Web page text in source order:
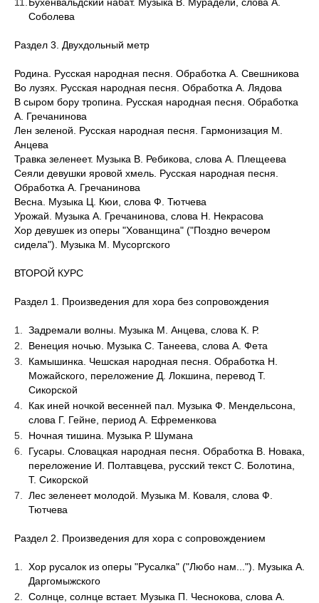
Соболева
Раздел 3. Двухдольный метр
Родина. Русская народная песня. Обработка А. Свешникова
Во лузях. Русская народная песня. Обработка А. Лядова
В сыром бору тропина. Русская народная песня. Обработка
А. Гречанинова
Лен зеленой. Русская народная песня. Гармонизация М.
Анцева
Травка зеленеет. Музыка В. Ребикова, слова А. Плещеева
Сеяли девушки яровой хмель. Русская народная песня.
Обработка А. Гречанинова
Весна. Музыка Ц. Кюи, слова Ф. Тютчева
Урожай. Музыка А. Гречанинова, слова Н. Некрасова
Хор девушек из оперы "Хованщина" ("Поздно вечером
сидела"). Музыка М. Мусоргского
ВТОРОЙ КУРС
Раздел 1. Произведения для хора без сопровождения
Задремали волны. Музыка М. Анцева, слова К. Р.
Венеция ночью. Музыка С. Танеева, слова А. Фета
Камышинка. Чешская народная песня. Обработка Н.
Можайского, переложение Д. Локшина, перевод Т.
Сикорской
Как иней ночкой весенней пал. Музыка Ф. Мендельсона,
слова Г. Гейне, период А. Ефременкова
Ночная тишина. Музыка Р. Шумана
Гусары. Словацкая народная песня. Обработка В. Новака,
переложение И. Полтавцева, русский текст С. Болотина,
Т. Сикорской
Лес зеленеет молодой. Музыка М. Коваля, слова Ф.
Тютчева
Раздел 2. Произведения для хора с сопровождением
Хор русалок из оперы "Русалка" ("Любо нам..."). Музыка А.
Даргомыжского
Солнце, солнце встает. Музыка П. Чеснокова, слова А.